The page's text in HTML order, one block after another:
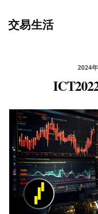
交易生活
2024